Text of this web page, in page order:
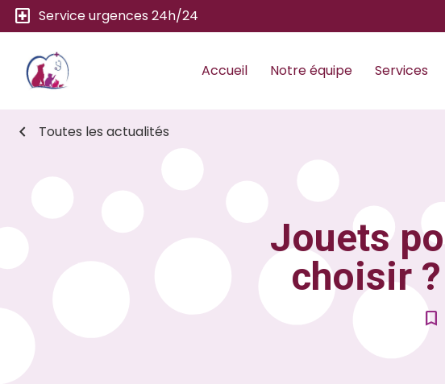
local_hospital Service urgences 24h/24
Accueil Notre équipe Services
chevron_left Toutes les actualités
Jouets
choisir
bookmark_border